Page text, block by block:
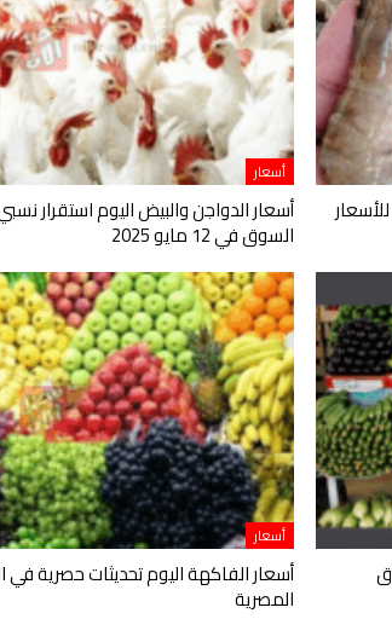
أسعار
أسعار الدواجن والبيض اليوم استقرار
السوق في 12 مايو 2025
أسعار
أسعار الفاكهة اليوم تحديثات حصرية في
المصرية